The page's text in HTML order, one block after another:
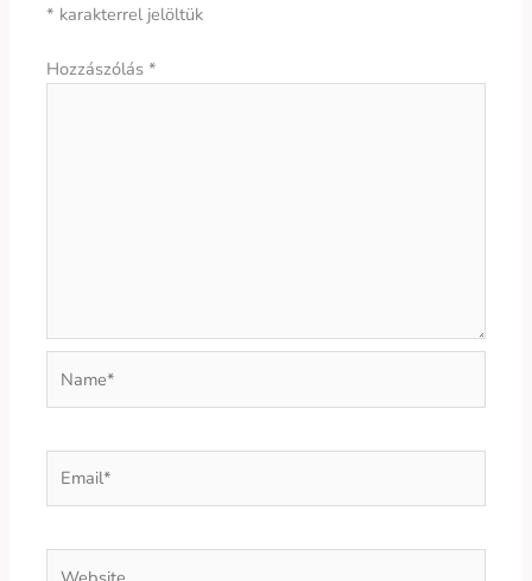
* karakterrel jelöltük
Hozzászólás*